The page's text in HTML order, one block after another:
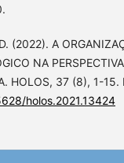
(2022). A
NA
HOLOS, 37 (8), 1-15.
holos.2021.13424